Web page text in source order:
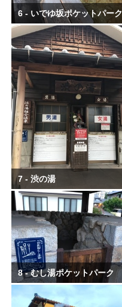
6 - いでゆ坂ポケットパーク
7 - 渋の湯
8 - むし湯ポケットパーク